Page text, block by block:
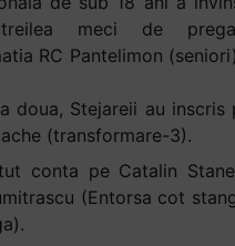
meci de
RC Pantelimon
doua, Stejareii au inscris
(transformare-3).
conta pe Catalin
(Entorsa cot